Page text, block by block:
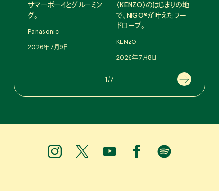
サマーボーイとグルーミン
グ。
Panasonic
2026年7月9日
〈KENZO〉のはじまりの地
で、NIGO®が叶えたワー
ドローブ。
KENZO
2026年7月8日
1/7